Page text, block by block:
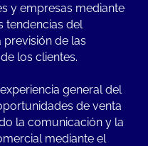
y empresas mediante
tendencias del
de las
los clientes.
general del
de venta
la comunicación y la
mediante el